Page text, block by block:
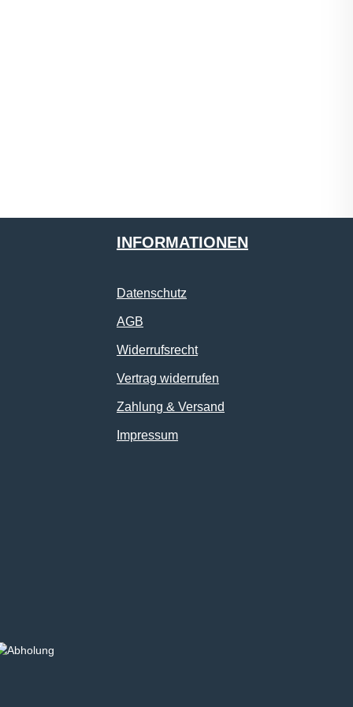
INFORMATIONEN
Datenschutz
AGB
Widerrufsrecht
Vertrag widerrufen
Zahlung & Versand
Impressum